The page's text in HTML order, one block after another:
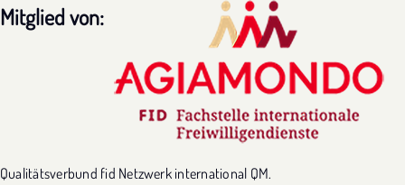
Mitglied von:
Qualitätsverbund fid Netzwerk international QM.